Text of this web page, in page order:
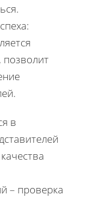
позволит
в
– проверка